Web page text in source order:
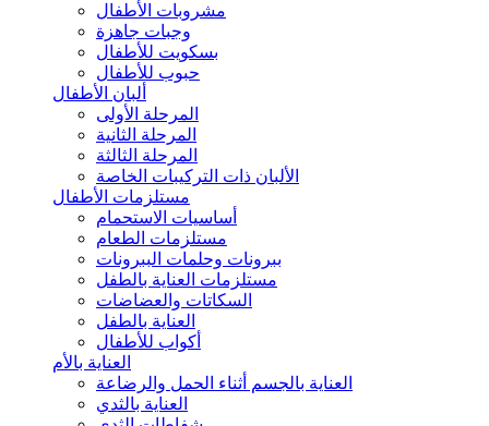
مشروبات الأطفال
وجبات جاهزة
بسكويت للأطفال
حبوب للأطفال
ألبان الأطفال
المرحلة الأولى
المرحلة الثانية
المرحلة الثالثة
الألبان ذات التركيبات الخاصة
مستلزمات الأطفال
أساسيات الاستحمام
مستلزمات الطعام
ببرونات وحلمات الببرونات
مستلزمات العناية بالطفل
السكاتات والعضاضات
العناية بالطفل
أكواب للأطفال
العناية بالأم
العناية بالجسم أثناء الحمل والرضاعة
العناية بالثدي